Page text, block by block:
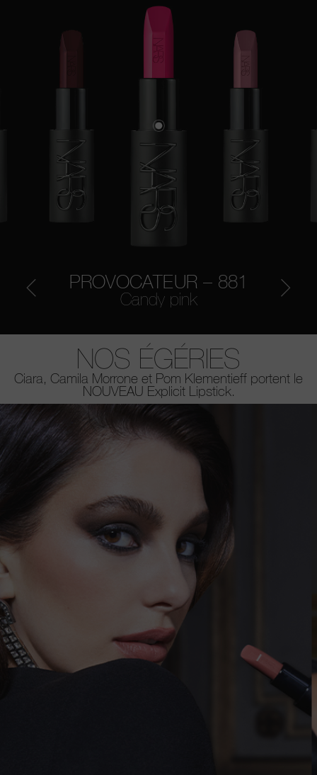
PROVOCATEUR – 881
Candy pink
NOS ÉGÉRIES
Ciara, Camila Morrone et Pom Klementieff portent le
NOUVEAU Explicit Lipstick.